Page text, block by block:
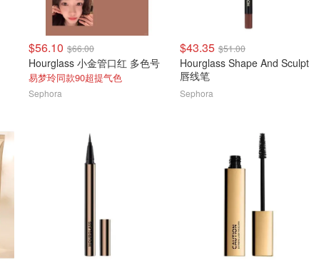
$56.10 $66.00
Hourglass 小金管口红 多色号
易梦玲同款90超提气色
Sephora
$43.35 $51.00
Hourglass Shape And Sculpt
唇线笔
Sephora